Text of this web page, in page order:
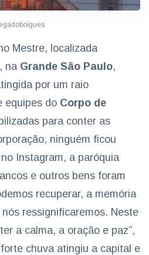
Mestre, localizada
, na Grande São Paulo,
por um raio
equipes do Corpo de
para conter as
ninguém ficou
Instagram, a paróquia
e outros bens foram
recuperar, a memória
ressignificaremos. Neste
a calma, a oração e paz”,
chuva atingiu a capital e